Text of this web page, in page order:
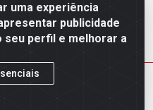
uma experiência
publicidade
seu perfil e melhorar a
PB - CEP 58.135-
0001-11